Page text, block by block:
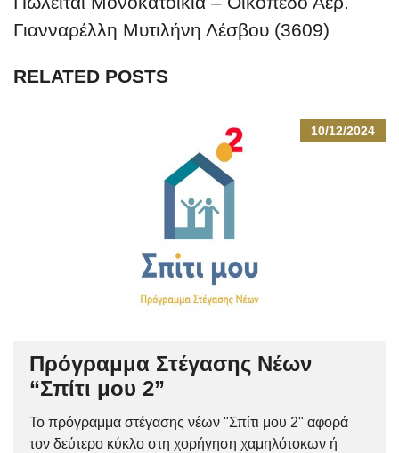
Γιανναρέλλη Μυτιλήνη Λέσβου (3609)
RELATED POSTS
10/12/2024
Πρόγραμμα Στέγασης Νέων
“Σπίτι μου 2”
Το πρόγραμμα στέγασης νέων "Σπίτι μου 2" αφορά
τον δεύτερο κύκλο στη χορήγηση χαμηλότοκων ή